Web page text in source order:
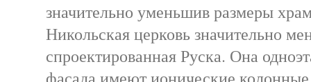
значительно уменьшив размеры
Никольская церковь значительно
спроектированная Руска. Она
фасада имеют ионические